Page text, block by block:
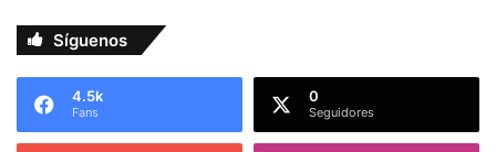
Síguenos
4.5k
Fans
0
Seguidores